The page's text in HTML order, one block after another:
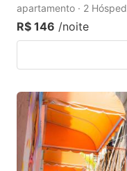
apartamento · 2
R$ 146 /noite